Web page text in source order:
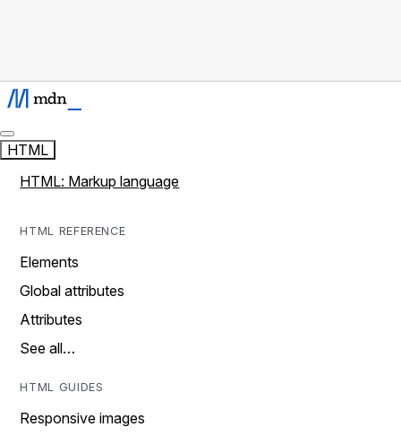
HTML
HTML: Markup language
HTML REFERENCE
Elements
Global attributes
Attributes
See all…
HTML GUIDES
Responsive images